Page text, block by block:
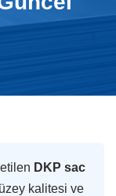
DKP sac
kalitesi ve